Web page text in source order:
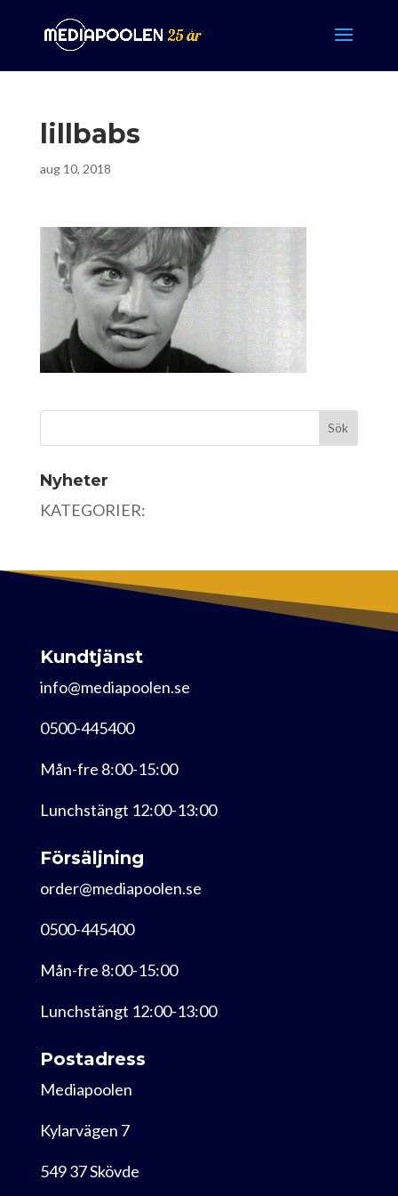
lillbabs
aug 10, 2018
Nyheter
KATEGORIER:
Kundtjänst
info@mediapoolen.se
0500-445400
Mån-fre 8:00-15:00
Lunchstängt 12:00-13:00
Försäljning
order@mediapoolen.se
0500-445400
Mån-fre 8:00-15:00
Lunchstängt 12:00-13:00
Postadress
Mediapoolen
Kylarvägen 7
549 37 Skövde